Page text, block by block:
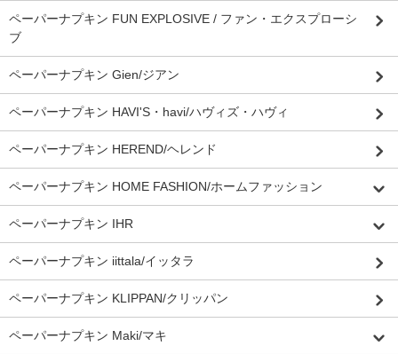
ペーパーナプキン FUN EXPLOSIVE / ファン・エクスプローシ
ブ
ペーパーナプキン Gien/ジアン
ペーパーナプキン HAVI'S・havi/ハヴィズ・ハヴィ
ペーパーナプキン HEREND/ヘレンド
ペーパーナプキン HOME FASHION/ホームファッション
ペーパーナプキン IHR
ペーパーナプキン iittala/イッタラ
ペーパーナプキン KLIPPAN/クリッパン
ペーパーナプキン Maki/マキ